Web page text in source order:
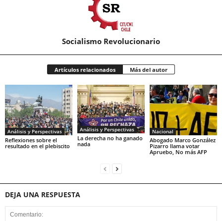
Socialismo Revolucionario
Artículos relacionados Más del autor
Análisis y Perspectivas
Reflexiones sobre el
resultado en el plebiscito
Análisis y Perspectivas
La derecha no ha ganado
nada
Nacional
Abogado Marco González
Pizarro llama votar
Apruebo, No más AFP
DEJA UNA RESPUESTA